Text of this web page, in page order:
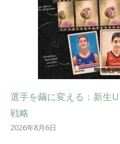
選手を繭に変える：新生
戦略
2026年8月6日